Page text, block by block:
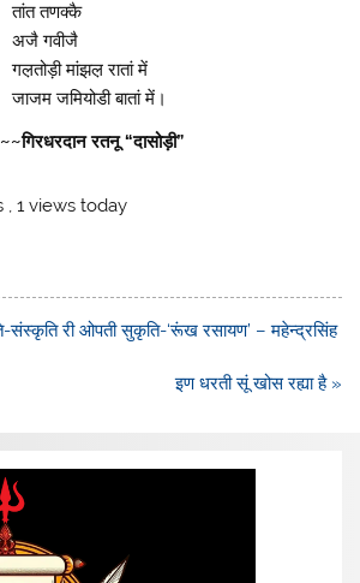
तांत तणक्कै
अजै गवीजै
गल़तोड़ी मांझल़ रातां में
जाजम जमियोडी बातां में।
~~गिरधरदान रतनू “दासोड़ी”
, 1 views today
संस्कृति री ओपती सुकृति-‘रूंख रसायण’ – महेन्द्रसिंह
इण धरती सूं खोस रह्या है »